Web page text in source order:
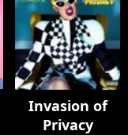
Invasion of
Privacy